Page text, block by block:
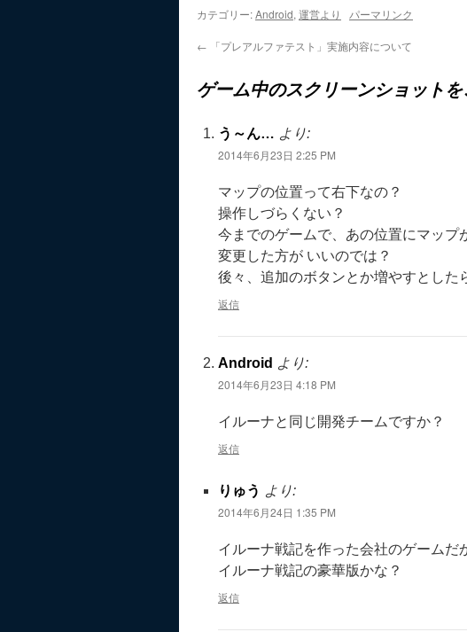
カテゴリー:Android, 運営より パーマリンク
← 「プレアルファテスト」実施内容について
ゲーム中のスクリーンショット
う～ん… より:
2014年6月23日 2:25 PM
マップの位置って右下なの？
操作しづらくない？
今までのゲームで、あの位置にマッ
変更した方が いいのでは？
後々、追加のボタンとか増やすとした
返信
Android より:
2014年6月23日 4:18 PM
イルーナと同じ開発チームですか？
返信
りゅう より:
2014年6月24日 1:35 PM
イルーナ戦記を作った会社のゲームだ
イルーナ戦記の豪華版かな？
返信